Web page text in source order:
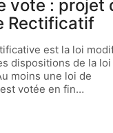
vote : projet
Rectificatif
est la loi
dispositions de la loi
moins une loi de
votée en fin…